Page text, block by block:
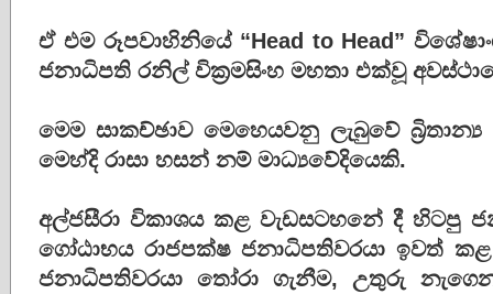
ඒ එම රූපවාහිනියේ “Head to Head”
ජනාධිපති රනිල් වික්‍රමසිංහ මහතා එක්වූ
මෙම සාකච්ඡාව මෙහෙයවනු ලැබුවේ
මෙහ්දි රාසා හසන් නම් මාධ්‍යවේදියෙකි.
අල්ජසීරා විකාශය කළ වැඩසටහනේ දී හිටපු
ගෝඨාභය රාජපක්ෂ ජනාධිපතිවරයා ඉවත්
ජනාධිපතිවරයා තෝරා ගැනීම, උතුරු